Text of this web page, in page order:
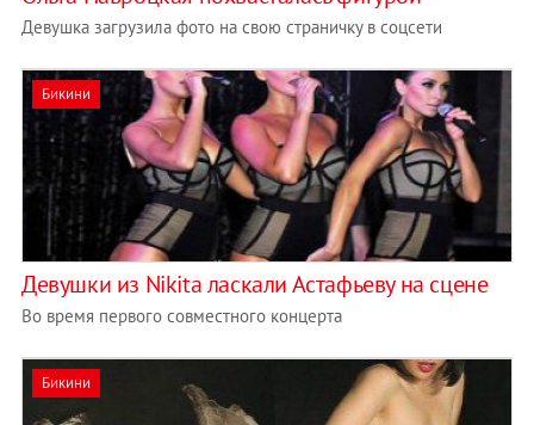
Девушка загрузила фото на свою страничку в соцсети
Бикини
Девушки из Nikita ласкали Астафьеву на сцене
Во время первого совместного концерта
Бикини